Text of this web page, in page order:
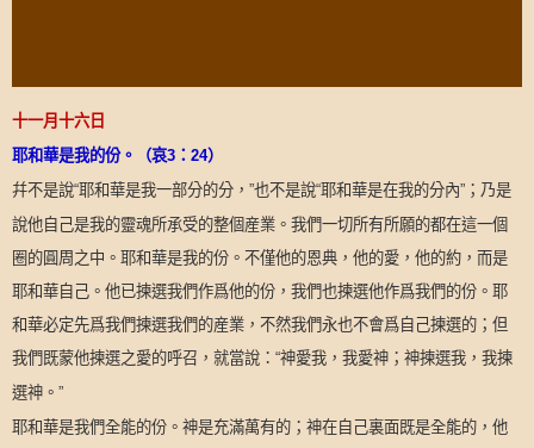
十一月十六日
耶和華是我的份。（哀3 ： 24）
幷不是說“耶和華是我一部分的分， ”也不是說“耶和華是在我的分內” ；乃是
說他自己是我的靈魂所承受的整個産業。我們一切所有所願的都在這一個
圈的圓周之中。耶和華是我的份。不僅他的恩典，他的愛，他的約，而是
耶和華自己。他已揀選我們作爲他的份，我們也揀選他作爲我們的份。耶
和華必定先爲我們揀選我們的産業，不然我們永也不會爲自己揀選的；但
我們既蒙他揀選之愛的呼召，就當說： “神愛我，我愛神；神揀選我，我揀
選神。 ”
耶和華是我們全能的份。神是充滿萬有的；神在自己裏面既是全能的，他